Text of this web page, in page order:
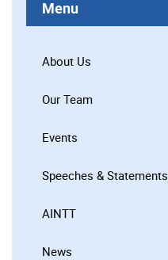
Menu
About Us
Our Team
Events
Speeches & Statements
AINTT
News